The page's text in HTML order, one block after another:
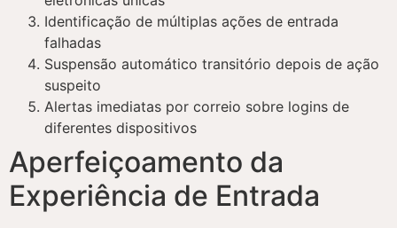
Identificação de múltiplas ações de entrada
falhadas
Suspensão automático transitório depois de ação
suspeito
Alertas imediatas por correio sobre logins de
diferentes dispositivos
Aperfeiçoamento da
Experiência de Entrada